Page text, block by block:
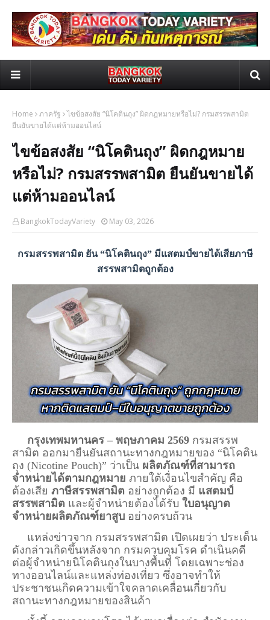
Home ภาครัฐ
ไขข้อสงสัย “นิโคตินถุง” ผิดกฎหมายหรือไม่? กรมสรรพสามิต
ยืนยันขายได้แต่ห้ามออนไลน์
ไขข้อสงสัย “นิโคตินถุง” ผิดกฎหมาย
หรือไม่? กรมสรรพสามิต ยืนยันขายได้
แต่ห้ามออนไลน์
BangkokTodayVariety May 03, 2026
กรมสรรพสามิต ยัน “นิโคตินถุง” มีแสตมป์ขายได้เสียภาษี
สรรพสามิตถูกต้อง
กรุงเทพมหานคร – พฤษภาคม 2569​ กรมสรรพ
สามิต ออกมายืนยันสถานะทางกฎหมายของ “นิโคติน
ถุง (Nicotine Pouch)” ว่าเป็น ผลิตภัณฑ์ที่สามารถ
จำหน่ายได้ตามกฎหมาย ภายใต้เงื่อนไขสำคัญ คือ
ต้องเสีย ภาษีสรรพสามิต อย่างถูกต้อง มี แสตมป์
สรรพสามิต และผู้จำหน่ายต้องได้รับ ใบอนุญาต
จำหน่ายผลิตภัณฑ์ยาสูบ อย่างครบถ้วน
แหล่งข่าวจาก กรมสรรพสามิต เปิดเผยว่า ประเด็น
ดังกล่าวเกิดขึ้นหลังจาก กรมควบคุมโรค ดำเนินคดี
ต่อผู้จำหน่ายนิโคตินถุงในบางพื้นที่ โดยเฉพาะช่อง
ทางออนไลน์และแหล่งท่องเที่ยว ซึ่งอาจทำให้
ประชาชนเกิดความเข้าใจคลาดเคลื่อนเกี่ยวกับ
สถานะทางกฎหมายของสินค้า